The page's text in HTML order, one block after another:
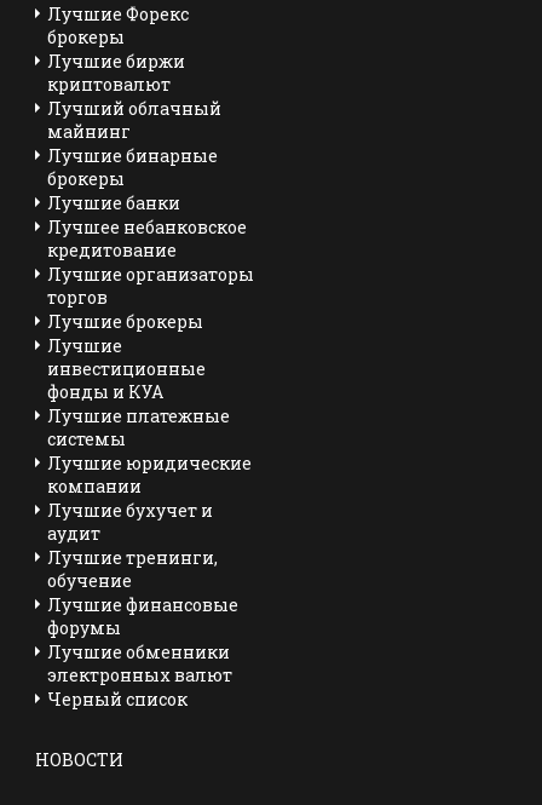
Лучшие Форекс
брокеры
Лучшие биржи
криптовалют
Лучший облачный
майнинг
Лучшие бинарные
брокеры
Лучшие банки
Лучшее небанковское
кредитование
Лучшие организаторы
торгов
Лучшие брокеры
Лучшие
инвестиционные
фонды и КУА
Лучшие платежные
системы
Лучшие юридические
компании
Лучшие бухучет и
аудит
Лучшие тренинги,
обучение
Лучшие финансовые
форумы
Лучшие обменники
электронных валют
Черный список
НОВОСТИ